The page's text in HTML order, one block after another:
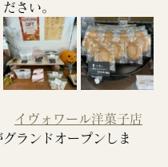
さい。
イヴォワール洋菓子店
グランドオープンしま